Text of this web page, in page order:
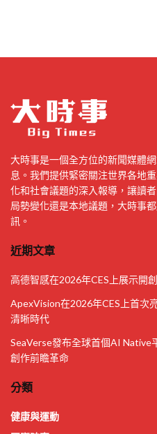
大時事是一個全方位的新聞媒體
息。我們提供緊密關注世界各地
化和社會議題的深入報導，讓讀
局勢變化還是本地議題，大時事
訊。
近期文章
高德智感在2026年CES上展示開
ApexVision在2026年CES上首次
清晰時代
SeaVerse發布全球首個AI Native
創作前瞻革命
分類
健康與運動